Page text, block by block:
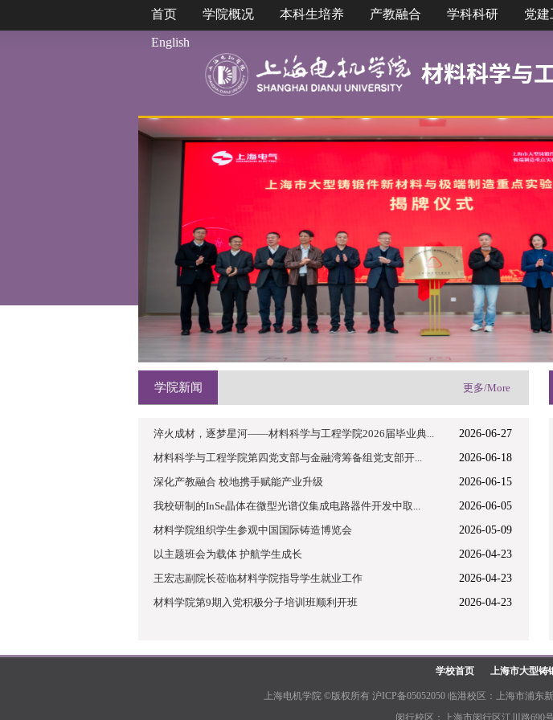
首页 学院概况 本科生培养 产教融合 学科科研 党建
English
学院新闻 更多/More
淬火成材，逐梦星河——材料科学与工程学院2026届毕业典...
2026-06-27
材料科学与工程学院第四党支部与金融湾筹备组党支部开...
2026-06-18
深化产教融合 校地携手赋能产业升级
2026-06-15
我校研制的InSe晶体在微型光谱仪集成电路器件开发中取...
2026-06-05
材料学院组织学生参观中国国际铸造博览会
2026-05-09
以主题班会为载体 护航学生成长
2026-04-23
王宏志副院长莅临材料学院指导学生就业工作
2026-04-23
材料学院第9期入党积极分子培训班顺利开班
2026-04-23
学校首页 上海市大型铸
上海电机学院 ©版权所有 沪ICP备05052050 临港校区：上海市浦东
闵行校区：上海市闵行区江川路690